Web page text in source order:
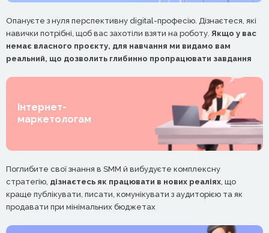
Опануєте з нуля перспективну digital-професію. Дізнаєтеся, які
навички потрібні, щоб вас захотіли взяти на роботу. Якщо у вас
немає власного проєкту, для навчання ми видамо вам
реальний, що дозволить глибинно пропрацювати завдання
Інтернет-
маркетологам
Поглибите свої знання в SMM й вибудуєте комплексну
стратегію, дізнаєтесь як працювати в нових реаліях , що
краще публікувати, писати, комунікувати з аудиторією та як
продавати при мінімальних бюджетах